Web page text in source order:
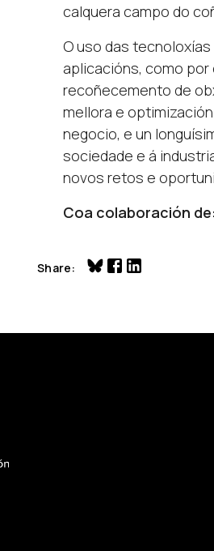
calquera campo do
O uso das
aplicacións, como
recoñecemento de
mellora e
negocio, e un
sociedade e á
novos retos e
Coa colaboración
Share